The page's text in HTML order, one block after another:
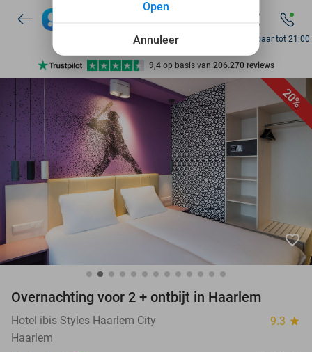
7 dagen per week beschikbaar
10+ miljoen leden
9,4 op basis van 206.270 reviews
Ontdek 15.000+ deals
7 dagen per week beschikbaar
10+ miljoen leden
Bereikbaar tot 21:00
20%
favorite_border
Overnachting voor 2 + ontbijt in Haarlem
Hotel ibis Styles Haarlem City 9.3 star
Haarlem
Annuleer
Open